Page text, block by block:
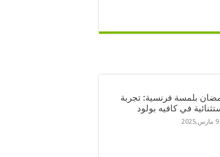
بلمسة فرنسية: تجربة
في كافيه بولود
9 مارس,2025